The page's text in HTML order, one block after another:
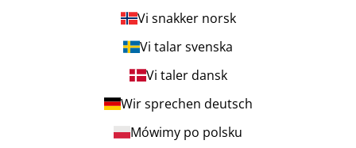
Vi snakker norsk
Vi talar svenska
Vi taler dansk
Wir sprechen deutsch
Mówimy po polsku